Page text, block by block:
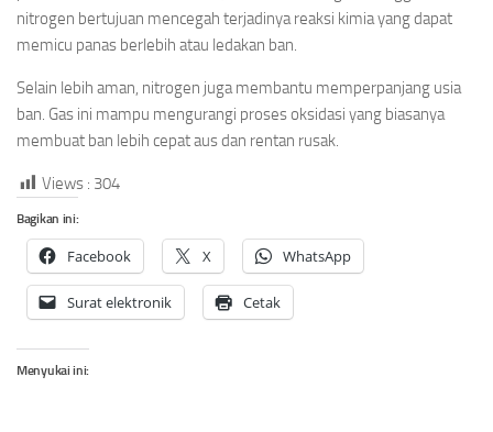
nitrogen bertujuan mencegah terjadinya reaksi kimia yang dapat
memicu panas berlebih atau ledakan ban.
Selain lebih aman, nitrogen juga membantu memperpanjang usia
ban. Gas ini mampu mengurangi proses oksidasi yang biasanya
membuat ban lebih cepat aus dan rentan rusak.
Views : 304
Bagikan ini:
Facebook X WhatsApp
Surat elektronik Cetak
Menyukai ini: